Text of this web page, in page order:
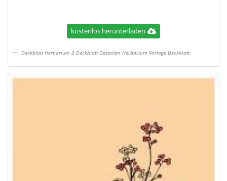
kostenlos herunterladen
Deckblatt Herbarium 2 Deckblatt Gestalten Herbarium Vorlage Deckblatt